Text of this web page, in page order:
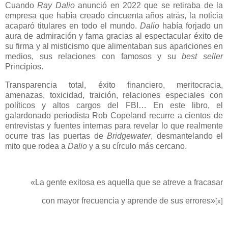
CuandoRay Dalioanunció en 2022 que se retiraba de la
empresa que había creado cincuenta años atrás, la noticia
acaparó titulares en todo el mundo. Dalio había forjado un
aura de admiración y fama gracias al espectacular éxito de
su firma y al misticismo que alimentaban sus apariciones en
medios, sus relaciones con famosos y subest seller
Principios.
Transparencia total, éxito financiero, meritocracia,
amenazas, toxicidad, traición, relaciones especiales con
políticos y altos cargos del FBI… En este libro, el
galardonado periodista Rob Copeland recurre a cientos de
entrevistas y fuentes internas para revelar lo que realmente
ocurre tras las puertas deBridgewater, desmantelando el
mito que rodea a Dalio y a su círculo más cercano.
«La gente exitosa es aquella que se atreve a fracasar
con mayor frecuencia y aprende de sus errores»[x]